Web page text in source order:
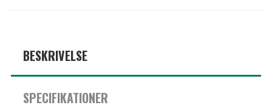
BESKRIVELSE
SPECIFIKATIONER